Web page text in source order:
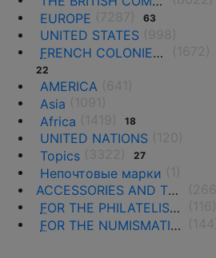
EUROPE
63
UNITED STATES
FRENCH COLONIES AND THE TERRITORIES
22
AMERICA
Asia
Africa
18
UNITED NATIONS
Topics
27
Непочтовые марки
ACCESSORIES AND THE LITERATURE
FOR THE PHILATELISTS
FOR THE NUMISMATISTS